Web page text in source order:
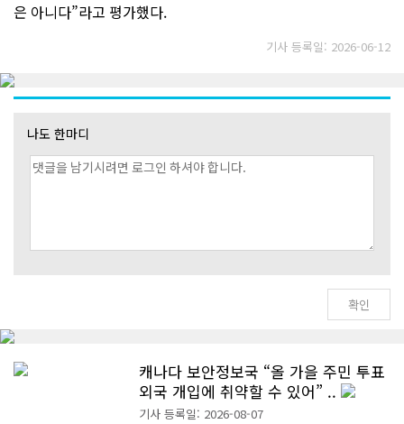
은 아니다”라고 평가했다.
기사 등록일: 2026-06-12
나도 한마디
캐나다 보안정보국 “올 가을 주민 투표
외국 개입에 취약할 수 있어” ..
기사 등록일: 2026-08-07